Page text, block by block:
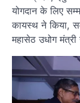
योगदान के लिए
कायस्थ ने किया,
महासेठ उधोग